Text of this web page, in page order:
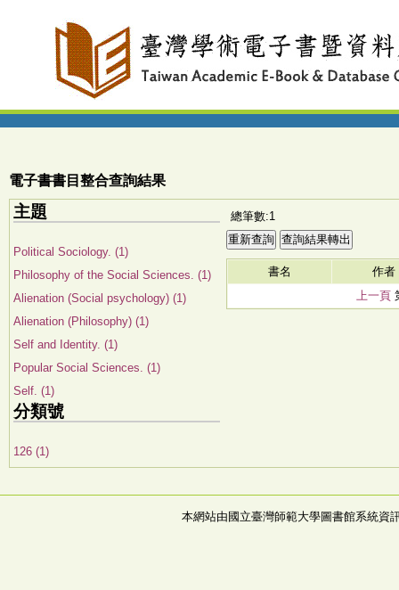
電子書書目整合查詢結果
主題
Political Sociology. (1)
Philosophy of the Social Sciences. (1)
Alienation (Social psychology) (1)
Alienation (Philosophy) (1)
Self and Identity. (1)
Popular Social Sciences. (1)
Self. (1)
分類號
126 (1)
總筆數:1
書名
作者
上一頁
本網站由國立臺灣師範大學圖書館系統資